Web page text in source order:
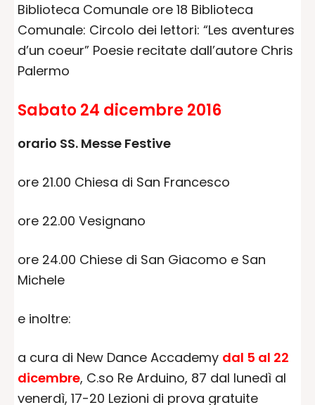
Biblioteca Comunale ore 18 Biblioteca
Comunale: Circolo dei lettori: “Les aventures
d’un coeur” Poesie recitate dall’autore Chris
Palermo
Sabato 24 dicembre 2016
orario SS. Messe Festive
ore 21.00 Chiesa di San Francesco
ore 22.00 Vesignano
ore 24.00 Chiese di San Giacomo e San
Michele
e inoltre:
a cura di New Dance Accademy dal 5 al 22
dicembre, C.so Re Arduino, 87 dal lunedì al
venerdì, 17-20 Lezioni di prova gratuite